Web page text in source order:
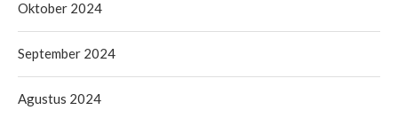
Oktober 2024
September 2024
Agustus 2024